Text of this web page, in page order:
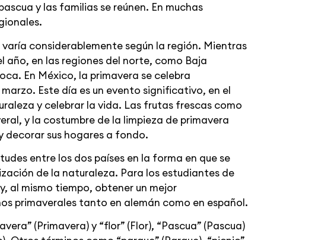
y las familias se reúnen. En muchas
considerablemente según la región. Mientras
año, en las regiones del norte, como Baja
En México, la primavera se celebra
Este día es un evento significativo, en el
y celebrar la vida. Las frutas frescas como
y la costumbre de la limpieza de primavera
decorar sus hogares a fondo.
entre los dos países en la forma en que se
de la naturaleza. Para los estudiantes de
al mismo tiempo, obtener un mejor
primaverales tanto en alemán como en español.
(Primavera) y “flor” (Flor), “Pascua” (Pascua)